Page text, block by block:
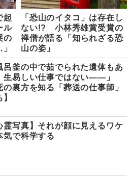
起
ル
の
「恐山のイタコ」は存在し
ない!? 小林秀雄賞受賞の
禅僧が語る「知られざる恐
山の姿」
呂釜の中で茹でられた遺体もあ
生易しい仕事ではない――」
の裏方を知る「葬送の仕事師」
霊写真】それが顔に見えるワケ
気で科学する